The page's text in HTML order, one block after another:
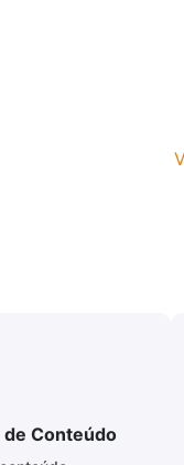
Conteúdo